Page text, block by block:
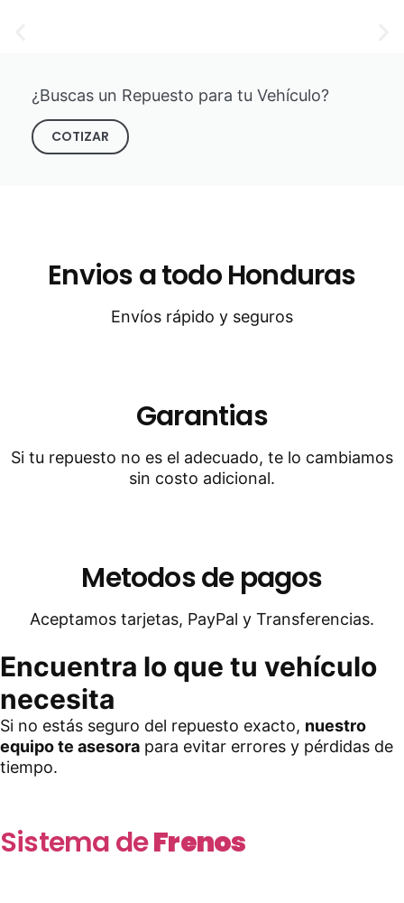
¿Buscas un Repuesto para tu Vehículo?
COTIZAR
Envios a todo Honduras
Envíos rápido y seguros
Garantias
Si tu repuesto no es el adecuado, te lo cambiamos
sin costo adicional.
Metodos de pagos
Aceptamos tarjetas, PayPal y Transferencias.
Encuentra lo que tu vehículo
necesita
Si no estás seguro del repuesto exacto, nuestro
equipo te asesora para evitar errores y pérdidas de
tiempo.
Sistema deFrenos